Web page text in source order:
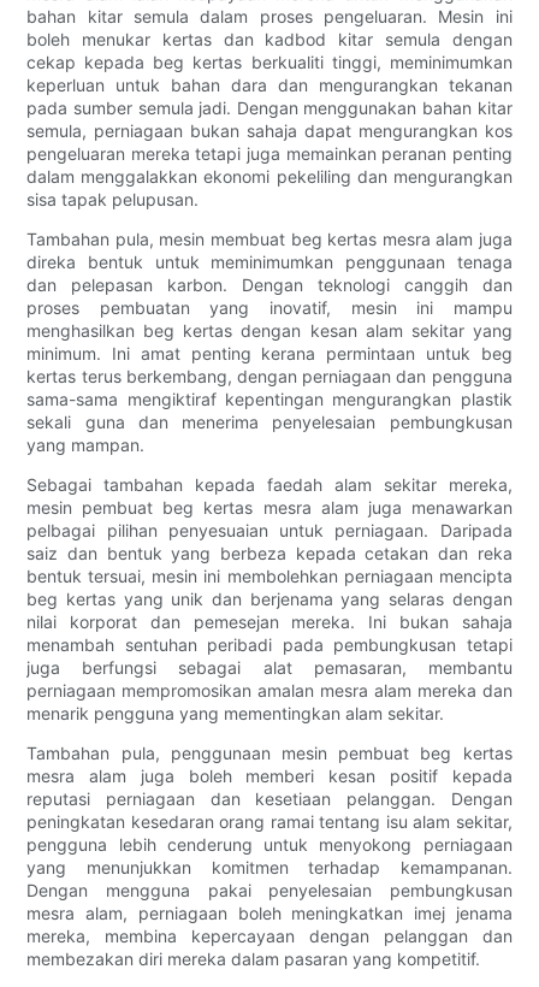
bahan kitar semula dalam proses pengeluaran. Mesin ini
boleh menukar kertas dan kadbod kitar semula dengan
cekap kepada beg kertas berkualiti tinggi, meminimumkan
keperluan untuk bahan dara dan mengurangkan tekanan
pada sumber semula jadi. Dengan menggunakan bahan kitar
semula, perniagaan bukan sahaja dapat mengurangkan kos
pengeluaran mereka tetapi juga memainkan peranan penting
dalam menggalakkan ekonomi pekeliling dan mengurangkan
sisa tapak pelupusan.
Tambahan pula, mesin membuat beg kertas mesra alam juga
direka bentuk untuk meminimumkan penggunaan tenaga
dan pelepasan karbon. Dengan teknologi canggih dan
proses pembuatan yang inovatif, mesin ini mampu
menghasilkan beg kertas dengan kesan alam sekitar yang
minimum. Ini amat penting kerana permintaan untuk beg
kertas terus berkembang, dengan perniagaan dan pengguna
sama-sama mengiktiraf kepentingan mengurangkan plastik
sekali guna dan menerima penyelesaian pembungkusan
yang mampan.
Sebagai tambahan kepada faedah alam sekitar mereka,
mesin pembuat beg kertas mesra alam juga menawarkan
pelbagai pilihan penyesuaian untuk perniagaan. Daripada
saiz dan bentuk yang berbeza kepada cetakan dan reka
bentuk tersuai, mesin ini membolehkan perniagaan mencipta
beg kertas yang unik dan berjenama yang selaras dengan
nilai korporat dan pemesejan mereka. Ini bukan sahaja
menambah sentuhan peribadi pada pembungkusan tetapi
juga berfungsi sebagai alat pemasaran, membantu
perniagaan mempromosikan amalan mesra alam mereka dan
menarik pengguna yang mementingkan alam sekitar.
Tambahan pula, penggunaan mesin pembuat beg kertas
mesra alam juga boleh memberi kesan positif kepada
reputasi perniagaan dan kesetiaan pelanggan. Dengan
peningkatan kesedaran orang ramai tentang isu alam sekitar,
pengguna lebih cenderung untuk menyokong perniagaan
yang menunjukkan komitmen terhadap kemampanan.
Dengan mengguna pakai penyelesaian pembungkusan
mesra alam, perniagaan boleh meningkatkan imej jenama
mereka, membina kepercayaan dengan pelanggan dan
membezakan diri mereka dalam pasaran yang kompetitif.